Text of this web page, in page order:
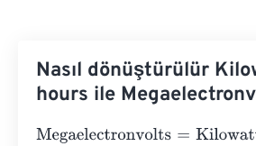
Nasıl dönüştürülür
hours ile
Megaelectronvolts=Kilowatt-